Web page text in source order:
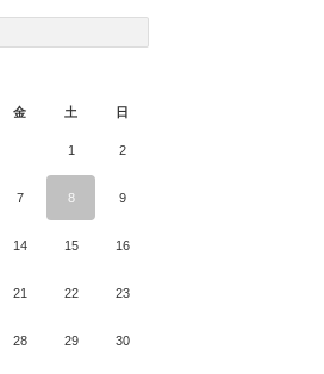
金 土 日
1 2
7 8 9
14 15 16
21 22 23
28 29 30